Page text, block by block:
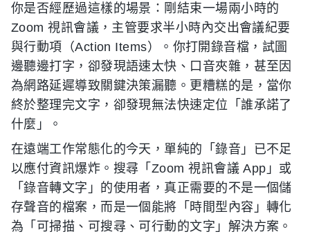
你是否經歷過這樣的場景：剛結束一場兩小時的
Zoom 視訊會議，主管要求半小時內交出會議紀要
與行動項（Action Items）。你打開錄音檔，試圖
邊聽邊打字，卻發現語速太快、口音夾雜，甚至因
為網路延遲導致關鍵決策漏聽。更糟糕的是，當你
終於整理完文字，卻發現無法快速定位「誰承諾了
什麼」。
在遠端工作常態化的今天，單純的「錄音」已不足
以應付資訊爆炸。搜尋「Zoom 視訊會議 App」或
「錄音轉文字」的使用者，真正需要的不是一個儲
存聲音的檔案，而是一個能將「時間型內容」轉化
為「可掃描、可搜尋、可行動的文字」解決方案。